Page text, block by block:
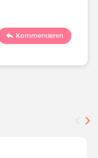
Kommentieren